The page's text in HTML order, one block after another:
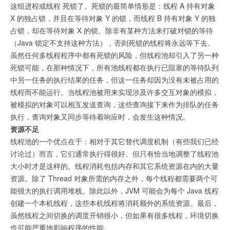
这组进程或线程 死锁了。死锁的最简单情形是：线程 A 持有对象
X 的独占锁，并且在等待对象 Y 的锁，而线程 B 持有对象 Y 的独
占锁，却在等待对象 X 的锁。除非有某种方法来打破对锁的等待
（Java 锁定不支持这种方法），否则死锁的线程将永远等下去。
虽然任何多线程程序中都有死锁的风险，但线程池却引入了另一种
死锁可能，在那种情况下，所有池线程都在执行已阻塞的等待队列
中另一任务的执行结果的任务，但这一任务却因为没有未被占用的
线程而不能运行。当线程池被用来实现涉及许多交互对象的模拟，
被模拟的对象可以相互发送查询，这些查询接下来作为排队的任务
执行，查询对象又同步等待着响应时，会发生这种情况。
资源不足
线程池的一个优点在于：相对于其它替代调度机制（有些我们已经
讨论过）而言，它们通常执行得很好。但只有恰当地调整了线程池
大小时才是这样的。线程消耗包括内存和其它系统资源在内的大量
资源。除了 Thread 对象所需的内存之外，每个线程都需要两个可
能很大的执行调用堆栈。除此以外，JVM 可能会为每个 Java 线程
创建一个本机线程，这些本机线程将消耗额外的系统资源。最后，
虽然线程之间切换的调度开销很小，但如果有很多线程，环境切换
也可能严重地影响程序的性能。